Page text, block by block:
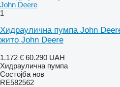
1
Хидраулична пумпа John
жито John Deere
1.172 € 60.290 UAH
Хидраулична пумпа
Состојба нов
RE582562